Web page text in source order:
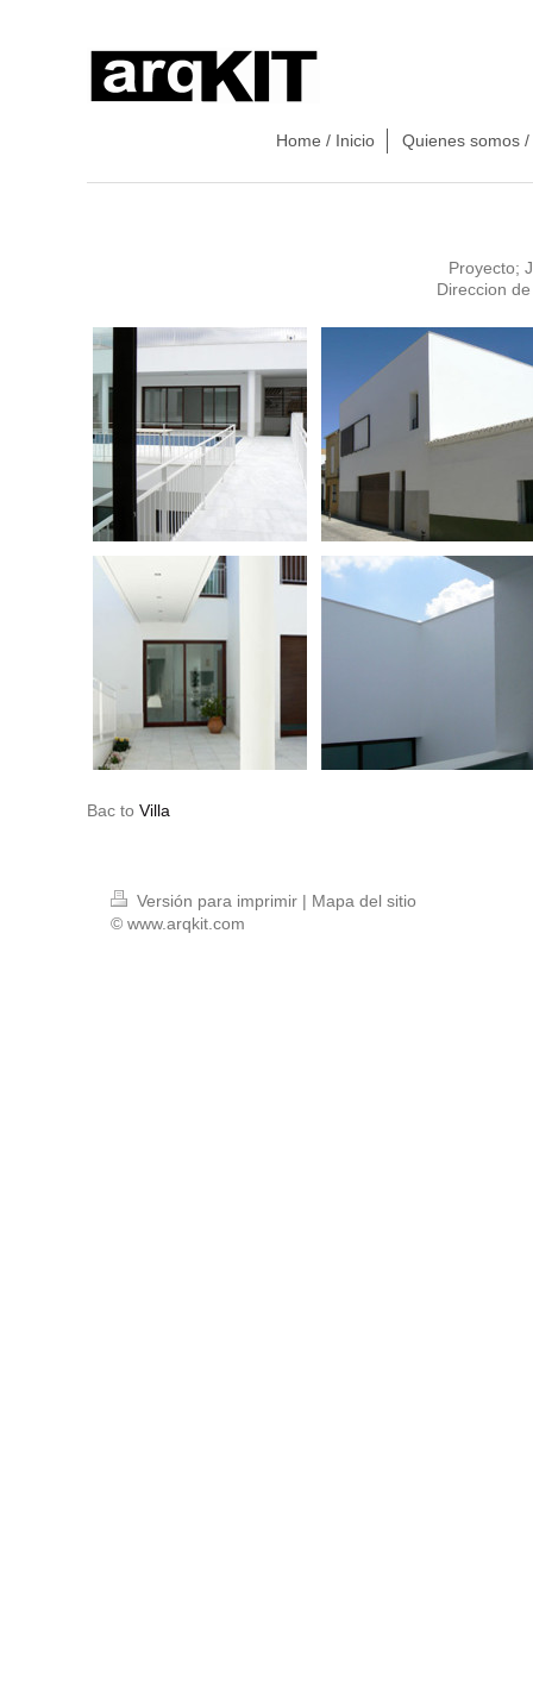
Home / Inicio Quienes somos /
Proyecto;
Direccion
Bac to Villa
Versión para imprimir | Mapa del sitio
© www.arqkit.com